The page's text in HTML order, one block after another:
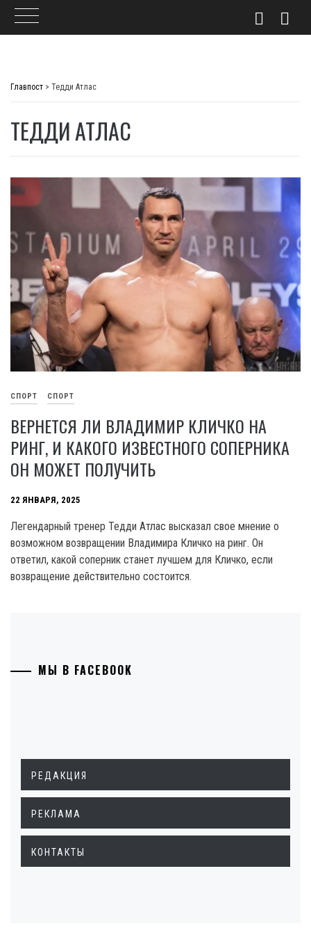
Главпост > Тедди Атлас
ТЕДДИ АТЛАС
СПОРТ СПОРТ
ВЕРНЕТСЯ ЛИ ВЛАДИМИР КЛИЧКО НА
РИНГ, И КАКОГО ИЗВЕСТНОГО СОПЕРНИКА
ОН МОЖЕТ ПОЛУЧИТЬ
22 ЯНВАРЯ, 2025
Легендарный тренер Тедди Атлас высказал свое мнение о
возможном возвращении Владимира Кличко на ринг. Он
ответил, какой соперник станет лучшем для Кличко, если
возвращение действительно состоится.
МЫ В FACEBOOK
РЕДАКЦИЯ
РЕКЛАМА
КОНТАКТЫ